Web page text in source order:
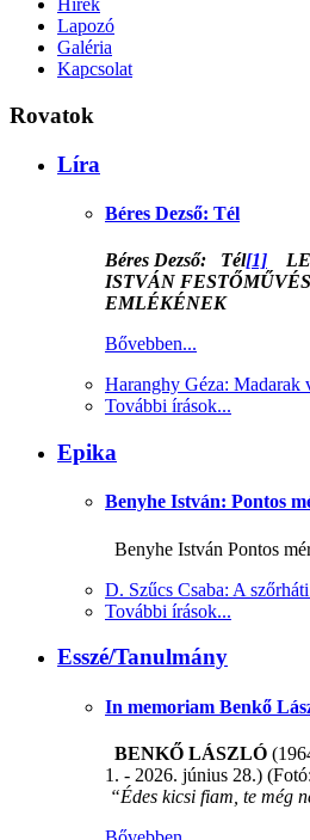
Hírek
Lapozó
Galéria
Kapcsolat
Rovatok
Líra
Béres Dezső: Tél
Béres Dezső: Tél[1]
ISTVÁN
EMLÉKÉNEK
Bővebben...
Haranghy Géza: Madarak
További írások...
Epika
Benyhe István: Pontos
Benyhe István Pontos
D. Szűcs Csaba: A
További írások...
Esszé/Tanulmány
In memoriam Benkő
BENKŐ LÁSZLÓ
1. - 2026. június 28.)
“Édes kicsi fiam, te még